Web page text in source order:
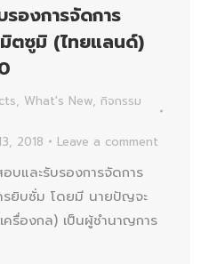
องการจัดการ
ตซูมิ (ไทยแลนด์)
, What's New, กิจกรรม
2018 Leave a comment
บและรับรองการจัดการ
ยิบซั่ม โดยมี นายปัญจะ
รื่องกล) เป็นผู้ชำนาญการ